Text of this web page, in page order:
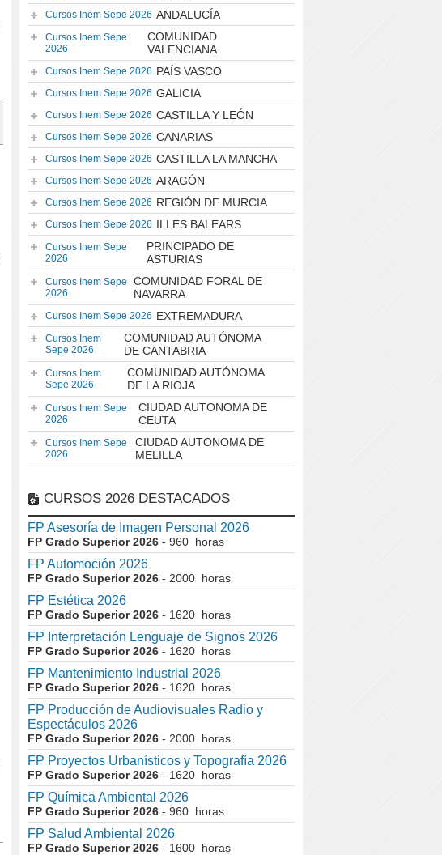
Cursos Inem Sepe 2026 ANDALUCÍA
Cursos Inem Sepe
2026
COMUNIDAD
VALENCIANA
Cursos Inem Sepe 2026 PAÍS VASCO
Cursos Inem Sepe 2026 GALICIA
Cursos Inem Sepe 2026 CASTILLA Y LEÓN
Cursos Inem Sepe 2026 CANARIAS
Cursos Inem Sepe 2026 CASTILLA LA MANCHA
Cursos Inem Sepe 2026 ARAGÓN
Cursos Inem Sepe 2026 REGIÓN DE MURCIA
Cursos Inem Sepe 2026 ILLES BALEARS
Cursos Inem Sepe
2026
PRINCIPADO DE
ASTURIAS
Cursos Inem Sepe
2026
COMUNIDAD FORAL DE
NAVARRA
Cursos Inem Sepe 2026 EXTREMADURA
Cursos Inem
Sepe 2026
COMUNIDAD AUTÓNOMA
DE CANTABRIA
Cursos Inem
Sepe 2026
COMUNIDAD AUTÓNOMA
DE LA RIOJA
Cursos Inem Sepe
2026
CIUDAD AUTONOMA DE
CEUTA
Cursos Inem Sepe
2026
CIUDAD AUTONOMA DE
MELILLA
CURSOS 2026 DESTACADOS
FP Asesoría de Imagen Personal 2026
FP Grado Superior 2026 - 960 horas
FP Automoción 2026
FP Grado Superior 2026 - 2000 horas
FP Estética 2026
FP Grado Superior 2026 - 1620 horas
FP Interpretación Lenguaje de Signos 2026
FP Grado Superior 2026 - 1620 horas
FP Mantenimiento Industrial 2026
FP Grado Superior 2026 - 1620 horas
FP Producción de Audiovisuales Radio y
Espectáculos 2026
FP Grado Superior 2026 - 2000 horas
FP Proyectos Urbanísticos y Topografía 2026
FP Grado Superior 2026 - 1620 horas
FP Química Ambiental 2026
FP Grado Superior 2026 - 960 horas
FP Salud Ambiental 2026
FP Grado Superior 2026 - 1600 horas